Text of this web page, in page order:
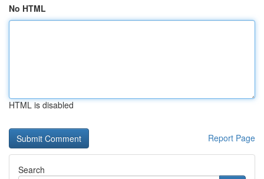
No HTML
HTML is disabled
Report Page
Search